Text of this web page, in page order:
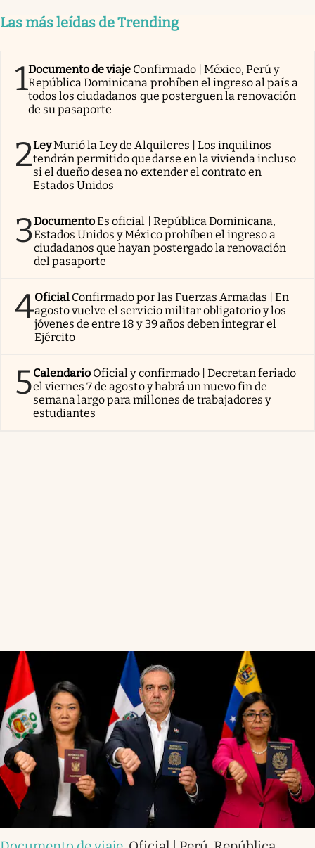
Las más leídas de Trending
1Documento de viaje Confirmado | México, Perú y
República Dominicana prohíben el ingreso al país a
todos los ciudadanos que posterguen la renovación
de su pasaporte
2LeyMurió la Ley de Alquileres | Los inquilinos
tendrán permitido quedarse en la vivienda incluso
si el dueño desea no extender el contrato en
Estados Unidos
3DocumentoEs oficial | República Dominicana,
Estados Unidos y México prohíben el ingreso a
ciudadanos que hayan postergado la renovación
del pasaporte
4Oficial Confirmado por las Fuerzas Armadas | En
agosto vuelve el servicio militar obligatorio y los
jóvenes de entre 18 y 39 años deben integrar el
Ejército
5Calendario Oficial y confirmado | Decretan feriado
el viernes 7 de agosto y habrá un nuevo fin de
semana largo para millones de trabajadores y
estudiantes